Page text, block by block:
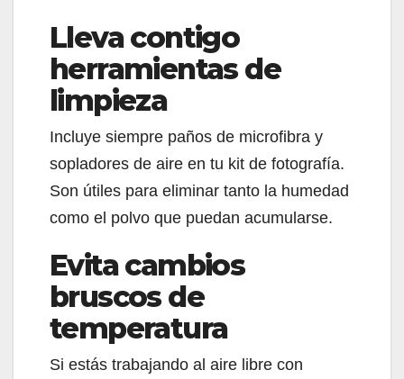
Lleva contigo
herramientas de
limpieza
Incluye siempre paños de microfibra y
sopladores de aire en tu kit de fotografía.
Son útiles para eliminar tanto la humedad
como el polvo que puedan acumularse.
Evita cambios
bruscos de
temperatura
Si estás trabajando al aire libre con